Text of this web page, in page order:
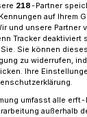
Grevenbroich
218-Partner
auf Ihrem
und unsere Partner
Tracker
Sie können
zu widerrufen,
Ihre
umfasst alle
außerhalb